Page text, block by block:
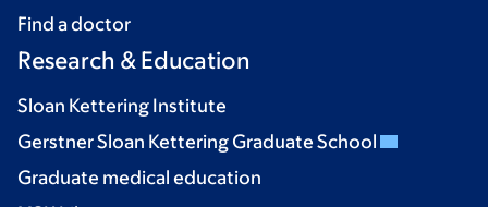
Find a doctor
Research & Education
Sloan Kettering Institute
Gerstner Sloan Kettering Graduate School
Graduate medical education